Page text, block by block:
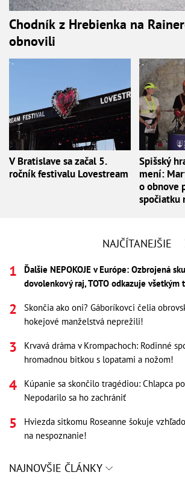
Chodník z Hrebienka na
obnovili
V Bratislave sa začal 5.
ročník festivalu Lovestream
Spišský
mení:
o obnove
spočiatku
NAJČÍTANEJŠIE
Ďalšie NEPOKOJE v Európe: Ozbrojená
dovolenkový raj, TOTO odkazuje všetkým
Skončia ako oni? Gáboríkovci čelia
hokejové manželstvá neprežili!
Krvavá dráma v Krompachoch: Rodinné
hromadnou bitkou s lopatami a nožom!
Kúpanie sa skončilo tragédiou: Chlapca
Nepodarilo sa ho zachrániť
Hviezda sitkomu Roseanne šokuje
na nespoznanie!
NAJNOVŠIE ČLÁNKY